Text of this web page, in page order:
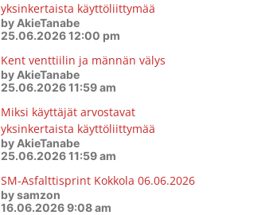
yksinkertaista käyttöliittymää
by AkieTanabe
25.06.2026 12:00 pm
Kent venttiilin ja männän välys
by AkieTanabe
25.06.2026 11:59 am
Miksi käyttäjät arvostavat
yksinkertaista käyttöliittymää
by AkieTanabe
25.06.2026 11:59 am
SM-Asfalttisprint Kokkola 06.06.2026
by samzon
16.06.2026 9:08 am